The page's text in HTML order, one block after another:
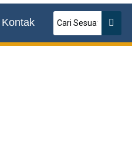
Kontak